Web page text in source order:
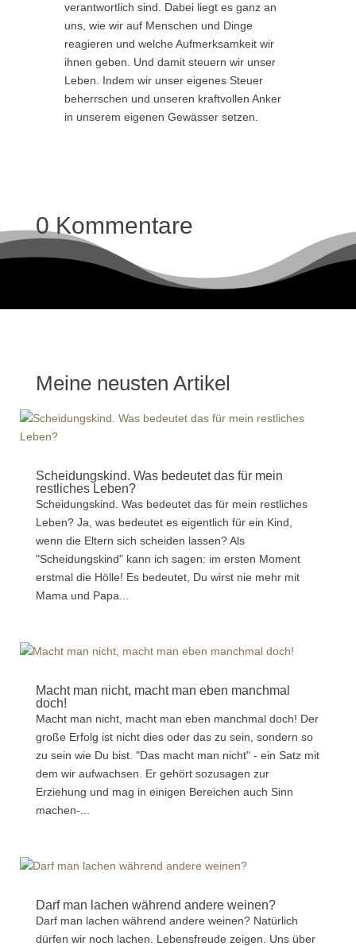
verantwortlich sind. Dabei liegt es ganz an
uns, wie wir auf Menschen und Dinge
reagieren und welche Aufmerksamkeit wir
ihnen geben. Und damit steuern wir unser
Leben. Indem wir unser eigenes Steuer
beherrschen und unseren kraftvollen Anker
in unserem eigenen Gewässer setzen.
0 Kommentare
Meine neusten Artikel
Scheidungskind. Was bedeutet das für mein
restliches Leben?
Scheidungskind. Was bedeutet das für mein restliches
Leben? Ja, was bedeutet es eigentlich für ein Kind,
wenn die Eltern sich scheiden lassen? Als
"Scheidungskind" kann ich sagen: im ersten Moment
erstmal die Hölle! Es bedeutet, Du wirst nie mehr mit
Mama und Papa...
Macht man nicht, macht man eben manchmal
doch!
Macht man nicht, macht man eben manchmal doch! Der
große Erfolg ist nicht dies oder das zu sein, sondern so
zu sein wie Du bist. "Das macht man nicht" - ein Satz mit
dem wir aufwachsen. Er gehört sozusagen zur
Erziehung und mag in einigen Bereichen auch Sinn
machen-...
Darf man lachen während andere weinen?
Darf man lachen während andere weinen? Natürlich
dürfen wir noch lachen. Lebensfreude zeigen. Uns über